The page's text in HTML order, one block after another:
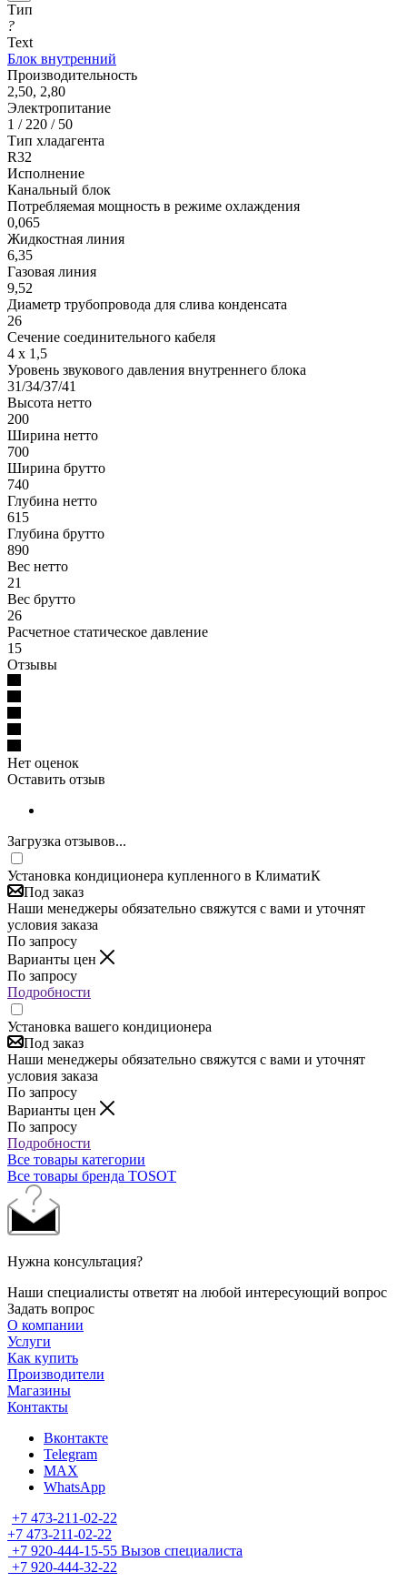
Тип
?
Text
Блок внутренний
Производительность
2,50, 2,80
Электропитание
1 / 220 / 50
Тип хладагента
R32
Исполнение
Канальный блок
Потребляемая мощность в режиме охлаждения
0,065
Жидкостная линия
6,35
Газовая линия
9,52
Диаметр трубопровода для слива конденсата
26
Сечение соединительного кабеля
4 х 1,5
Уровень звукового давления внутреннего блока
31/34/37/41
Высота нетто
200
Ширина нетто
700
Ширина брутто
740
Глубина нетто
615
Глубина брутто
890
Вес нетто
21
Вес брутто
26
Расчетное статическое давление
15
Отзывы
Нет оценок
Оставить отзыв
Загрузка отзывов...
Установка кондиционера купленного в КлиматиК
Под заказ
Наши менеджеры обязательно свяжутся с вами и уточнят
условия заказа
По запросу
Варианты цен
По запросу
Подробности
Установка вашего кондиционера
Под заказ
Наши менеджеры обязательно свяжутся с вами и уточнят
условия заказа
По запросу
Варианты цен
По запросу
Подробности
Все товары категории
Все товары бренда TOSOT
Нужна консультация?
Наши специалисты ответят на любой интересующий вопрос
Задать вопрос
О компании
Услуги
Как купить
Производители
Магазины
Контакты
Вконтакте
Telegram
MAX
WhatsApp
+7 473-211-02-22
+7 473-211-02-22
+7 920-444-15-55 Вызов специалиста
+7 920-444-32-22